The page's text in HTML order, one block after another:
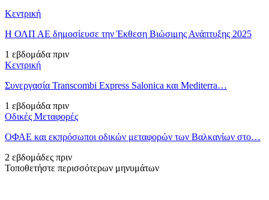
Κεντρική
Η ΟΛΠ ΑΕ δημοσίευσε την Έκθεση Βιώσιμης Ανάπτυξης 2025
1 εβδομάδα πριν
Κεντρική
Συνεργασία Transcombi Express Salonica και Mediterra…
1 εβδομάδα πριν
Οδικές Μεταφορές
ΟΦΑΕ και εκπρόσωποι οδικών μεταφορών των Βαλκανίων στο…
2 εβδομάδες πριν
Τοποθετήστε περισσότερων μηνυμάτων